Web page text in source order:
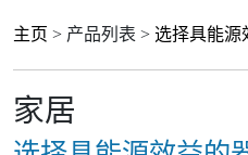
主页 > 产品列表 > 选择具能源
家居